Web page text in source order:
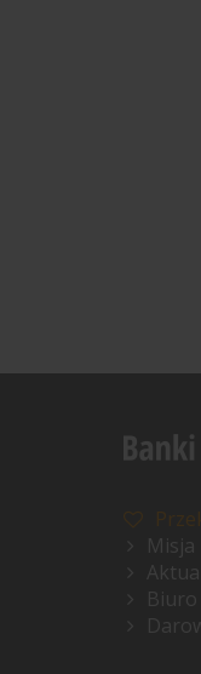
Misja
Biuro